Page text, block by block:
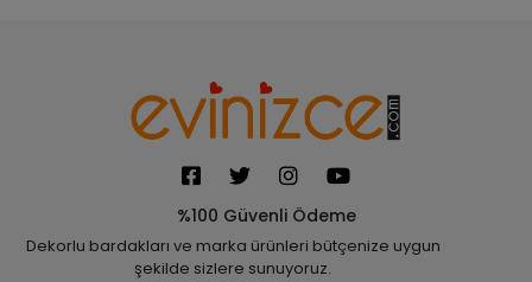
%100 Güvenli Ödeme
Dekorlu bardakları ve marka ürünleri bütçenize uygun
şekilde sizlere sunuyoruz.